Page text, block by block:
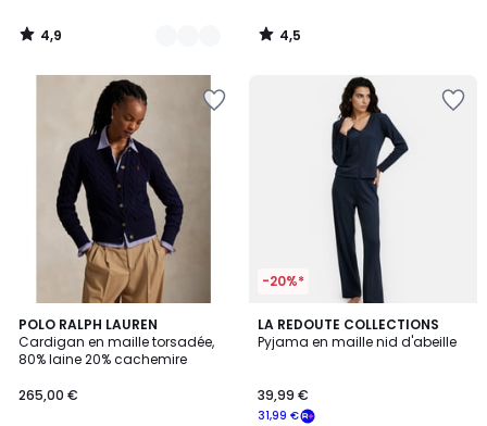
notre
programme
4,9
/
4,5
/
POLO RALPH LAUREN
Cardigan en maille torsadée,
80% laine 20% cachemire
265,00 €
2
Couleurs
-20%*
LA REDOUTE COLLECTIONS
Pyjama en maille nid d'abeille
31,99 €
39,99 €
3,2
/ 5
2
Couleurs